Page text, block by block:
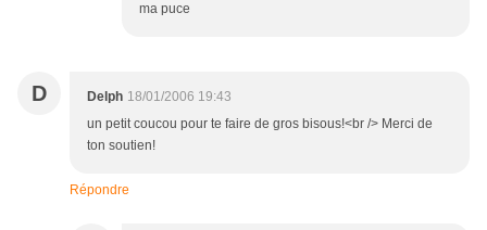
ma puce
D Delph 18/01/2006 19:43
un petit coucou pour te faire de gros bisous!<br /> Merci de
ton soutien!
Répondre